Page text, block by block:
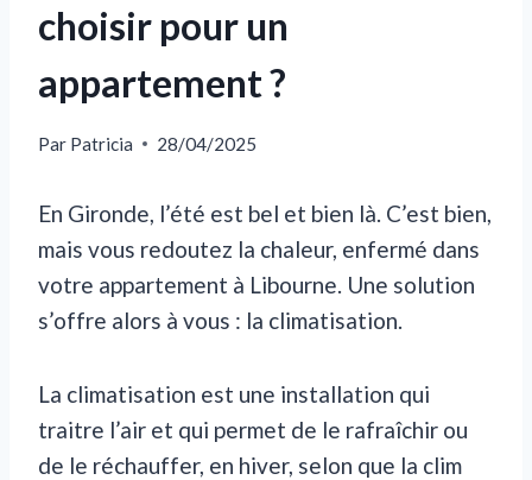
choisir pour un
appartement ?
Par Patricia 28/04/2025
En Gironde, l’été est bel et bien là. C’est bien,
mais vous redoutez la chaleur, enfermé dans
votre appartement à Libourne. Une solution
s’offre alors à vous : la climatisation.
La climatisation est une installation qui
traitre l’air et qui permet de le rafraîchir ou
de le réchauffer, en hiver, selon que la clim